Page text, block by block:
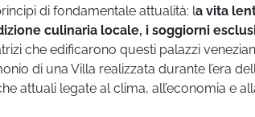
di fondamentale attualità: la vita
culinaria locale, i soggiorni
che edificarono questi palazzi
di una Villa realizzata durante l’era
attuali legate al clima, all’economia e